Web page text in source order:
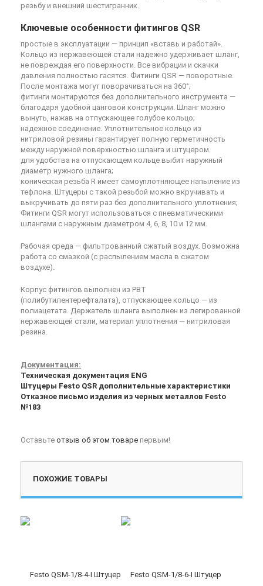
резьбу и внешний шестигранник.
Ключевые особенности фитингов QSR
простые в эксплуатации — принцип «вставь и работай».
Кольцо из нержавеющей стали надежно удерживает шланг,
не повреждая его поверхности. Все вибрации и скачки
давления полностью гасятся. Фитинги QSR — поворотные.
После монтажа могут поворачиваться на 360°;
фитинги монтируются без дополнительного инструмента —
благодаря удобной цанговой конструкции. Шланг можно
вынуть, нажав на отпускающее голубое кольцо;
надежное соединение. Уплотнительное кольцо из
нитриловой резины гарантирует полную герметичность
между наружной поверхностью шланга и штуцером.
для удобства на отпускающем кольце выбит наружный
диаметр нужного шланга;
коническая резьба R имеет самоуплотняющее напыление из
тефлона. Штуцеры с такой резьбой можно вкручивать и
выкручивать до пяти раз без дополнительного уплотнения;
Фитинги QSR могут использоваться с пневматическими
шлангами с наружным диаметром 4, 6, 8, 10 и 12 мм.
Рабочая среда — фильтрованный сжатый воздух. Возможна
работа со смазкой (с распылением масла в сжатом
воздухе).
Корпус фитингов выполнен из PBT
(полибутилентерефталата), отпускающее кольцо — из
полиацетата. Держатель шланга выполнен из легированной
нержавеющей стали, материал уплотнения — нитриловая
резина.
Документация:
Техническая документация ENG
Штуцеры Festo QSR дополнительные характеристики
Отказное письмо изделия из черных металлов Festo
№183
Оставьте отзыв об этом товаре первым!
ПОХОЖИЕ ТОВАРЫ